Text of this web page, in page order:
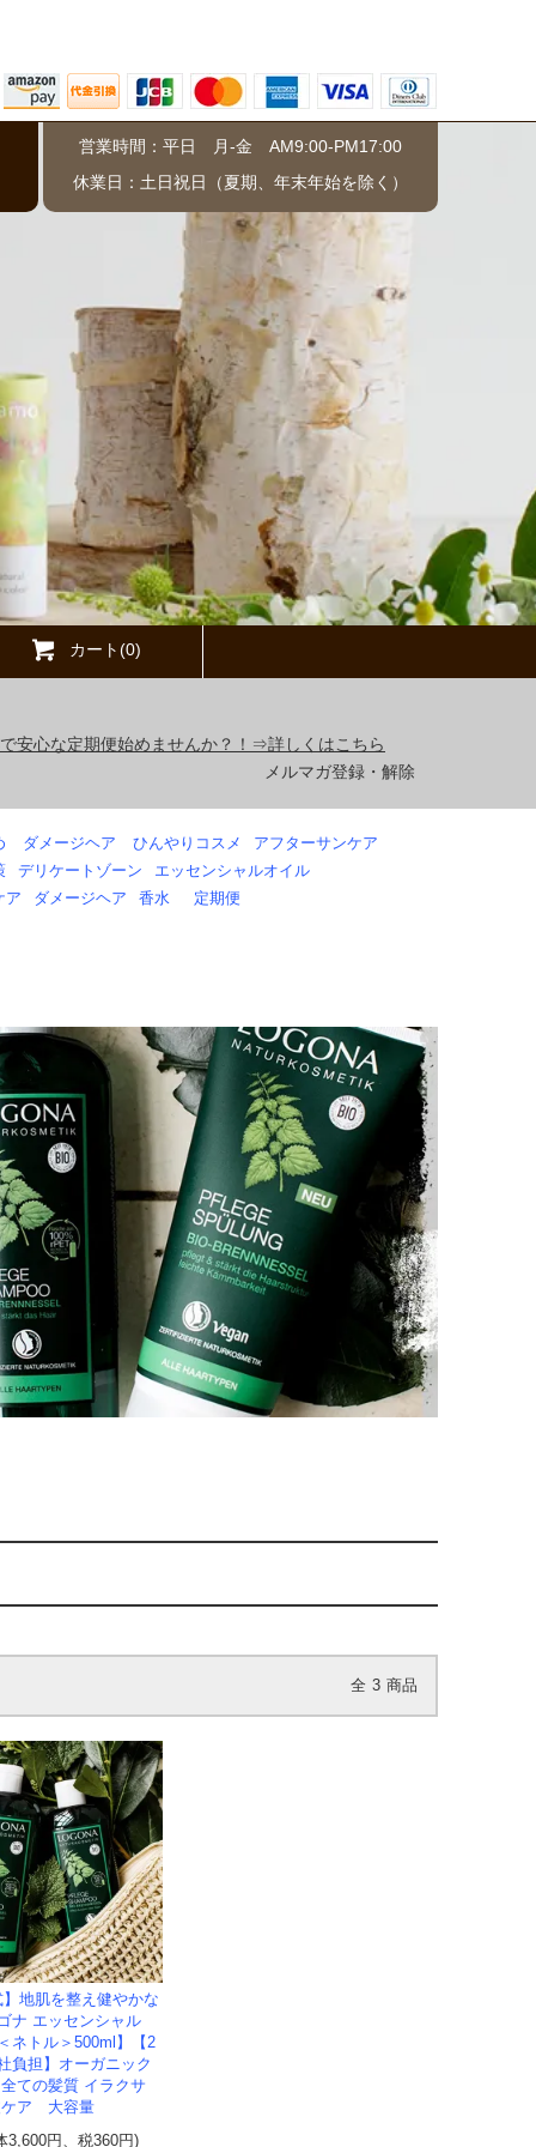
営業時間：平日 月-金 AM9:00-PM17:00
休業日：土日祝日（夏期、年末年始を除く）
カート(0)
安心な定期便始めませんか？！⇒詳しくはこちら
メルマガ登録・解除
ダメージヘア ひんやりコスメ
アフターサンケア
デリケートゾーン
エッセンシャルオイル
ア
ダメージヘア 香水 定期便
全 3 商品
】地肌を整え健やかな
ナ エッセンシャル
ネトル＞500ml】【2
負担】オーガニック
ての髪質 イラクサ
ケア 大容量
3,600円、税360円)